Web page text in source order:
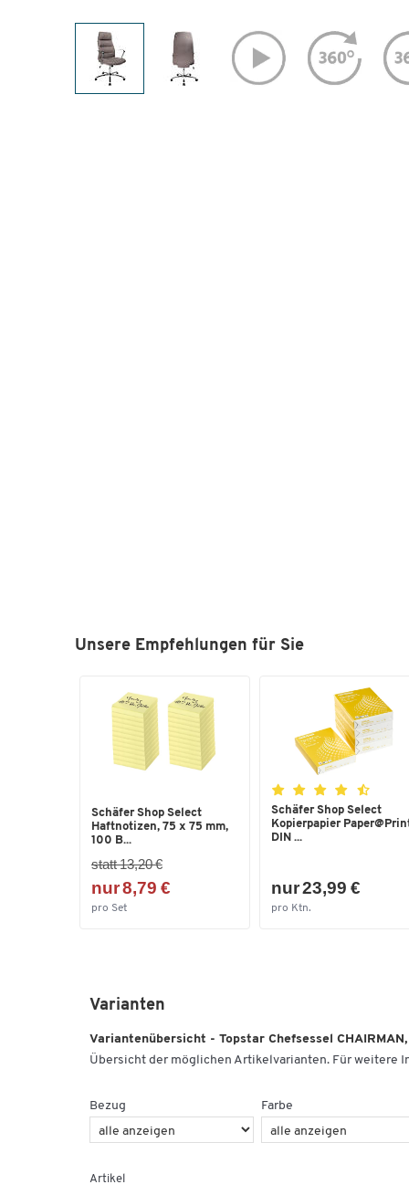
Unsere Empfehlungen für Sie
Schäfer Shop Select
Haftnotizen, 75 x 75 mm,
100 B...
statt 13,20 €
nur 8,79 €
pro Set
Schäfer Shop Select
Kopierpapier
DIN ...
nur 23,99 €
pro Ktn.
Varianten
Variantenübersicht - Topstar Chefsessel
Übersicht der möglichen Artikelvarianten. Für weitere
Bezug
Farbe
Artikel